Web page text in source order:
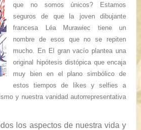
que no somos únicos? Estamos
seguros de que la joven dibujante
francesa
Léa Murawiec tiene un
nombre de esos que no se repiten
mucho. En El gran vacío plantea una
original hipótesis distópica que encaja
muy bien en el plano simbólico de
estos tiempos de
likes y selfies a
y nuestra vanidad autorrepresentativa
los aspectos de nuestra vida y